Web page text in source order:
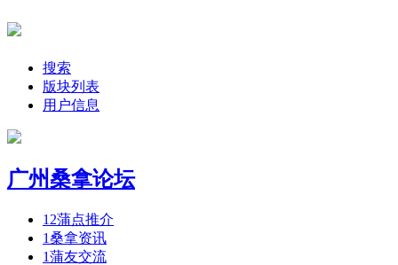
搜索
版块列表
用户信息
广州桑拿论坛
12蒲点推介
1桑拿资讯
1蒲友交流